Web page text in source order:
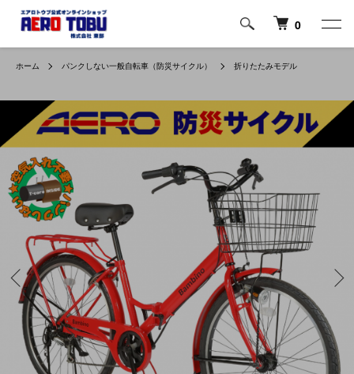
0
ホーム パンクしない一般自転車（防災サイクル） 折りたたみモデル